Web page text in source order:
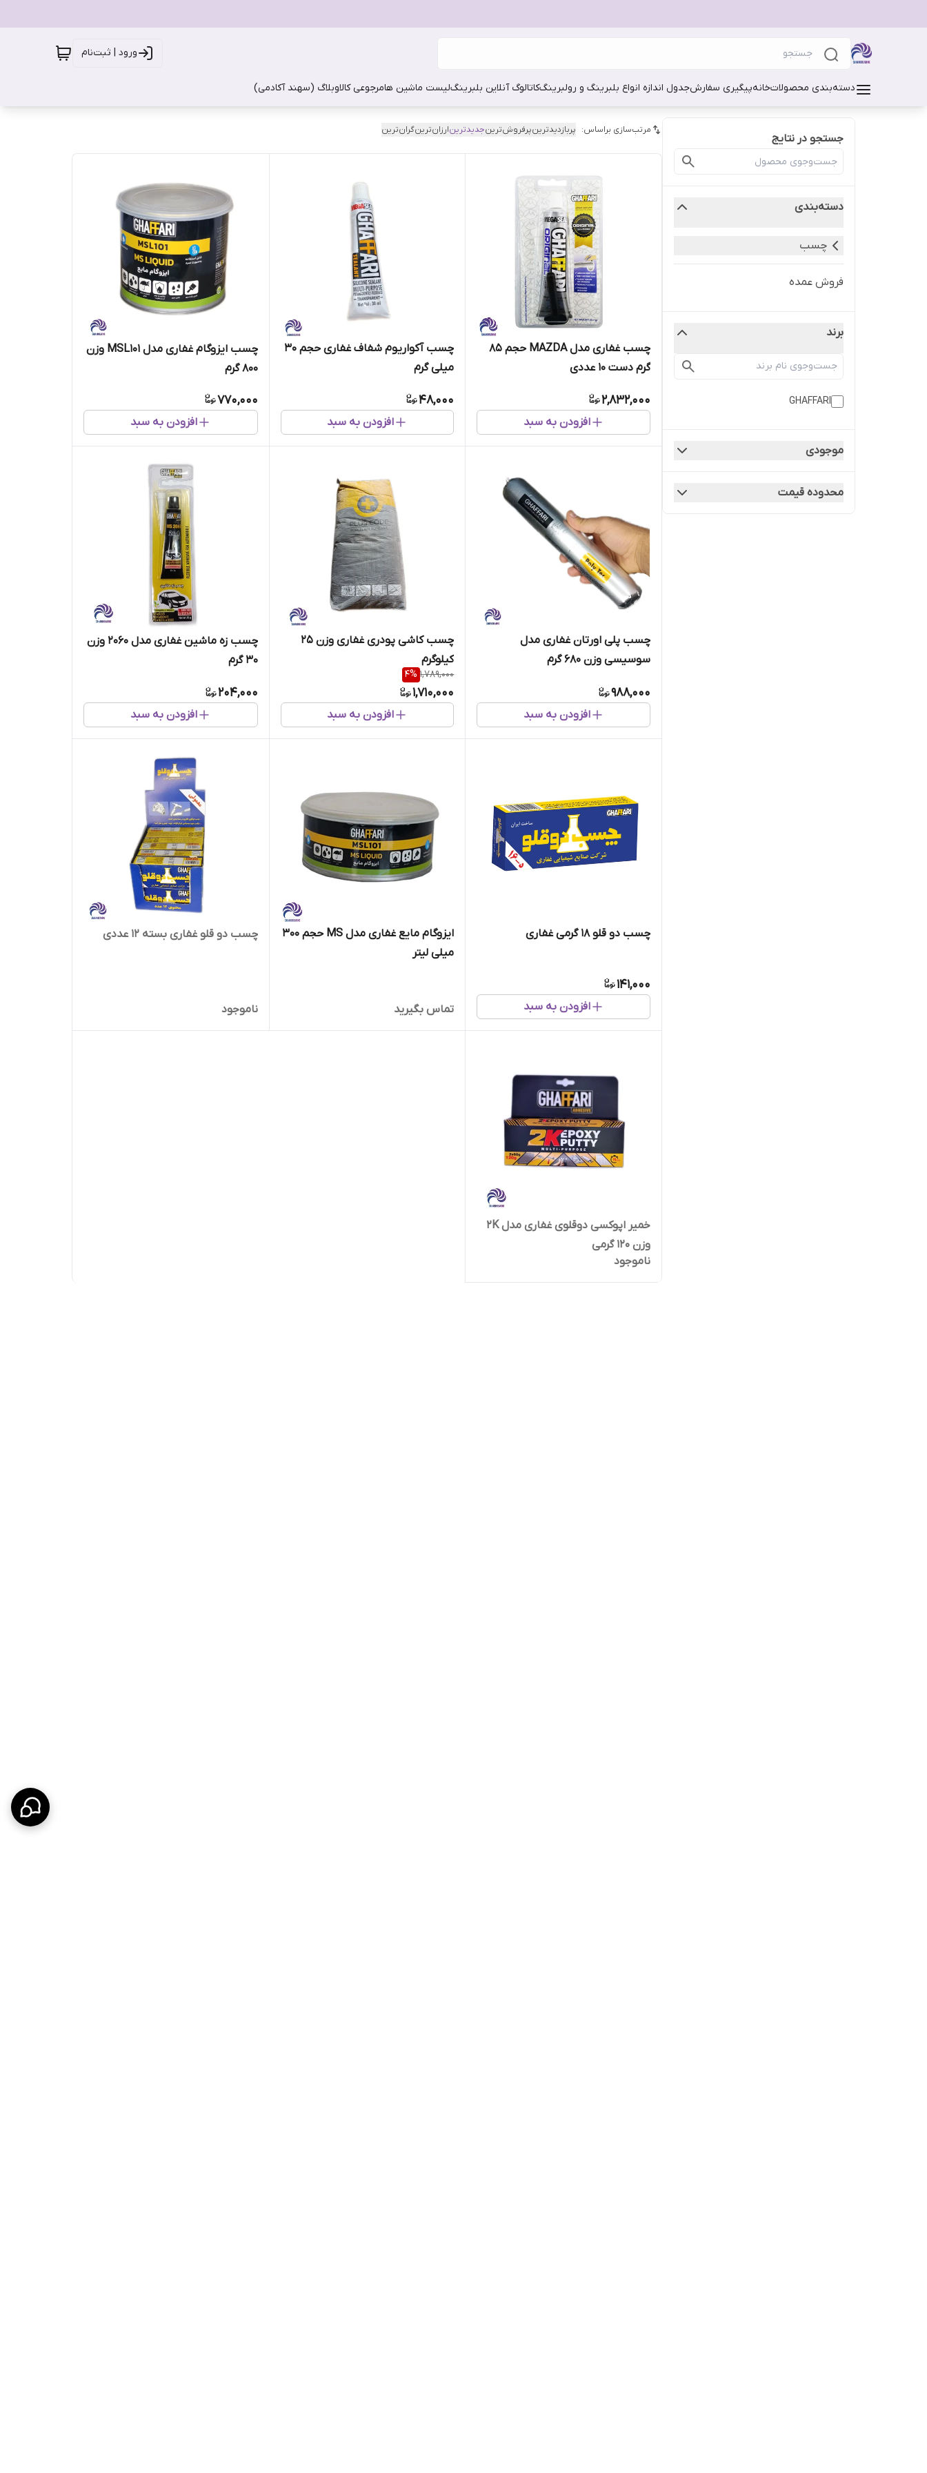
ورود | ثبت‌نام
دسته‌بندی محصولاتخانهپیگیری سفارشجدول اندازه انواع بلبرینگ و رولبرینگکاتالوگ آنلاین بلبرینگلیست ماشین هامرجوعی کالاوبلاگ (سهند آکادمی)
جستجو در نتایج
دسته‌بندی
چسب
فروش عمده
برند
GHAFFARI
موجودی
محدوده قیمت
مرتب‌سازی براساس: پربازدیدترینپرفروش‌ترینجدیدترینارزان‌ترینگران‌ترین
چسب غفاری مدل MAZDA حجم 85
گرم دست 10 عددی
2,832,000
افزودن به سبد
چسب آکواریوم شفاف غفاری حجم 30
میلی گرم
48,000
افزودن به سبد
چسب ایزوگام غفاری مدل MSL101 وزن
800 گرم
770,000
افزودن به سبد
چسب پلی اورتان غفاری مدل
سوسیسی وزن 680 گرم
988,000
افزودن به سبد
چسب کاشی پودری غفاری وزن 25
کیلوگرم
1,789,000
4%
1,710,000
افزودن به سبد
چسب زه ماشین غفاری مدل 2060 وزن
30 گرم
204,000
افزودن به سبد
چسب دو قلو 18 گرمی غفاری
141,000
افزودن به سبد
ایزوگام مایع غفاری مدل MS حجم 300
میلی لیتر
تماس بگیرید
چسب دو قلو غفاری بسته 12 عددی
ناموجود
خمیر اپوکسی دوقلوی غفاری مدل 2K
وزن 120 گرمی
ناموجود